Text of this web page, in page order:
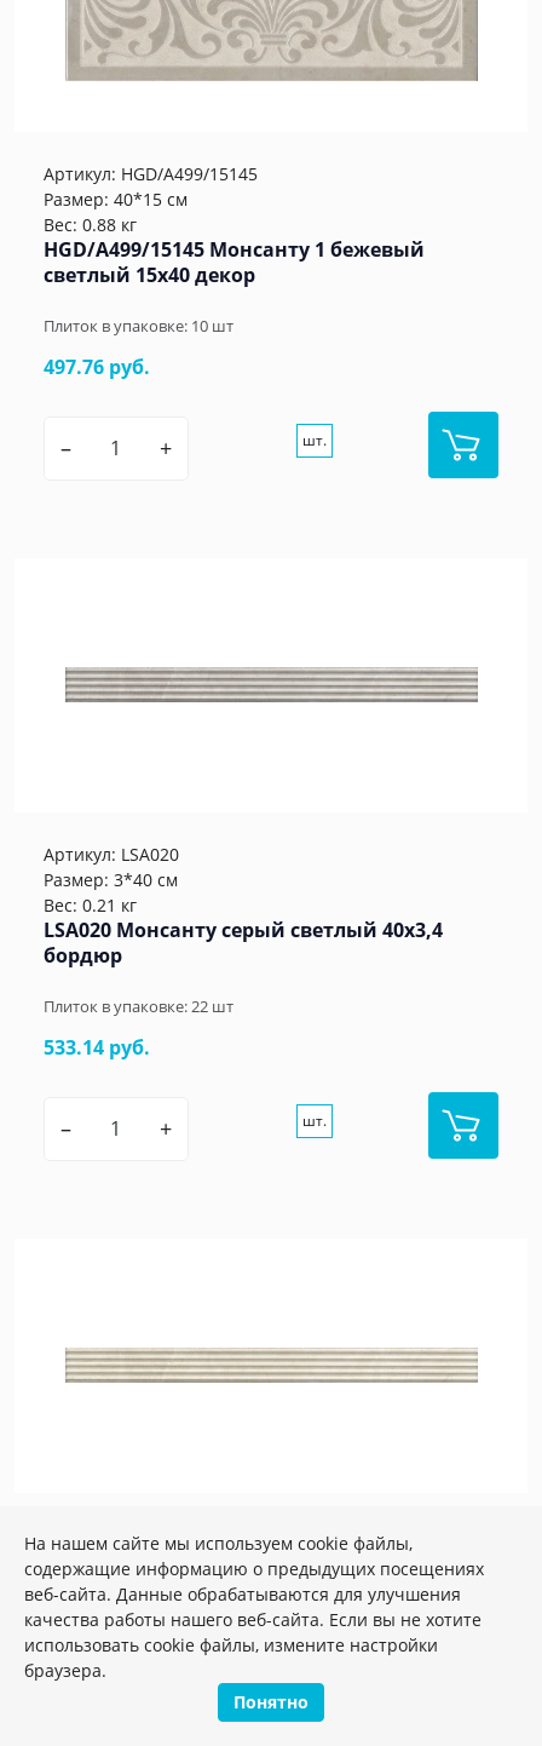
Артикул: HGD/A499/15145
Размер: 40*15 см
Вес: 0.88 кг
HGD/A499/15145 Монсанту 1 бежевый
светлый 15х40 декор
Плиток в упаковке: 10 шт
497.76 руб.
– + шт.
Артикул: LSA020
Размер: 3*40 см
Вес: 0.21 кг
LSA020 Монсанту серый светлый 40х3,4
бордюр
Плиток в упаковке: 22 шт
533.14 руб.
– + шт.
LSA019
Размер: 3*40 см
Вес: 0.21 кг
LSA019 Монсанту бежевый светлый 40х3,4
бордюр
Плиток в упаковке: шт
На нашем сайте мы используем cookie файлы,
содержащие информацию о предыдущих посещениях
веб-сайта. Данные обрабатываются для улучшения
качества работы нашего веб-сайта. Если вы не хотите
использовать cookie файлы, измените настройки
браузера.
Понятно